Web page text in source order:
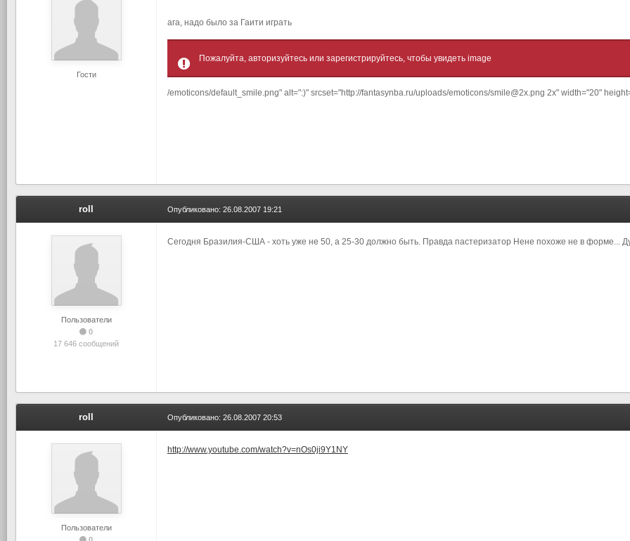
Гости
ага, надо было за Гаити играть
Пожалуйта, авторизуйтесь или зарегистрируйтесь, чтобы увидеть image
/emoticons/default_smile.png" alt=":)" srcset="http://fantasynba.ru/uploads/emoticons/smile@2x.png 2x" width="20"
roll
Пользователи
0
17 646 сообщений
Опубликовано: 26.08.2007 19:21
Сегодня Бразилия-США - хоть уже не 50, а 25-30 должно быть. Правда пастеризатор Нене похоже не в форме...
roll
Пользователи
Опубликовано: 26.08.2007 20:53
http://www.youtube.com/watch?v=nOs0ji9Y1NY